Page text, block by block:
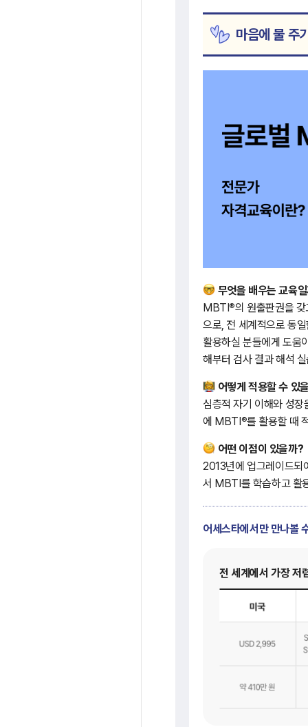
마음에 물 주
무엇을 배우는 교육
MBTI®의 원출판권을
으로, 전 세계적으로 동
활용하실 분들에게 도움
해부터 검사 결과 해석
어떻게 적용할 수 있
심층적 자기 이해와 성
에 MBTI®를 활용할 때
어떤 이점이 있을까?
2013년에 업그레이드되
서 MBTI를 학습하고 활
어세스타에서만 만나볼
전 세계에서 가장 저